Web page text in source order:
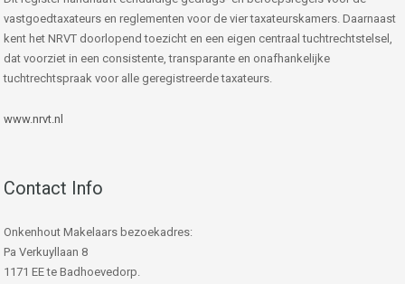
vastgoedtaxateurs en reglementen voor de vier taxateurskamers. Daarnaast
kent het NRVT doorlopend toezicht en een eigen centraal tuchtrechtstelsel,
dat voorziet in een consistente, transparante en onafhankelijke
tuchtrechtspraak voor alle geregistreerde taxateurs.
www.nrvt.nl
Contact Info
Onkenhout Makelaars bezoekadres:
Pa Verkuyllaan 8
1171 EE te Badhoevedorp.